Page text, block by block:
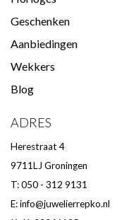
Geschenken
Aanbiedingen
Wekkers
Blog
ADRES
Herestraat 4
9711LJ Groningen
T: 050 - 312 9131
E:info@juwelierrepko.nl